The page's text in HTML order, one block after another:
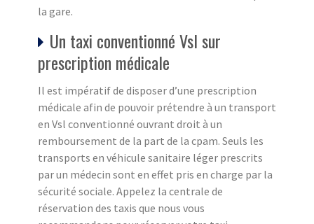
la gare.
Un taxi conventionné Vsl sur
prescription médicale
Il est impératif de disposer d’une prescription
médicale afin de pouvoir prétendre à un transport
en Vsl conventionné ouvrant droit à un
remboursement de la part de la cpam. Seuls les
transports en véhicule sanitaire léger prescrits
par un médecin sont en effet pris en charge par la
sécurité sociale. Appelez la centrale de
réservation des taxis que nous vous